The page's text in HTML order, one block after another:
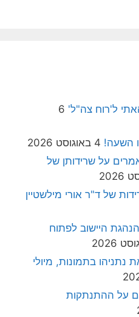
ל'רוח צה"ל' 6
השעה! 4 באוגוסט 2026
על שרידותן של
של ד"ר אורי מילשטיין
היישוב לפתוח
נתניהו בתמונות, מיולי
על ההתנתקות